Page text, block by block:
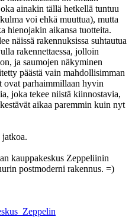
ainakin tällä hetkellä tuntuu
voi ehkä muuttua), mutta
hienojakin aikansa tuotteita.
näissä rakennuksissa suhtautua
rakennettaessa, jolloin
ja saumojen näkyminen
päästä vain mahdollisimman
ovat parhaimmillaan hyvin
joka tekee niistä kiinnostavia,
aikaa paremmin kuin nyt
kauppakeskus Zeppeliinin
postmoderni rakennus. =)